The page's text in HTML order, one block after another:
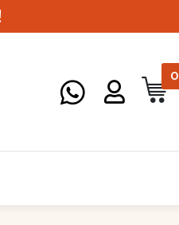
0